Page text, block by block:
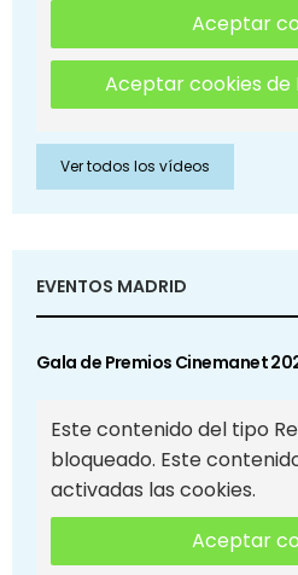
Aceptar
Aceptar cookies de
Ver todos los vídeos
EVENTOS MADRID
Gala de Premios Cinemanet
Este contenido del tipo
bloqueado. Este
activadas las cookies.
Aceptar